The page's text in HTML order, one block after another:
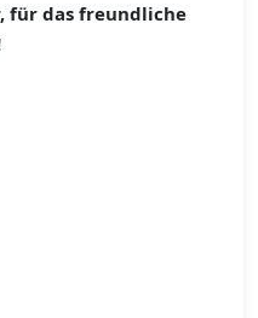
für das freundliche